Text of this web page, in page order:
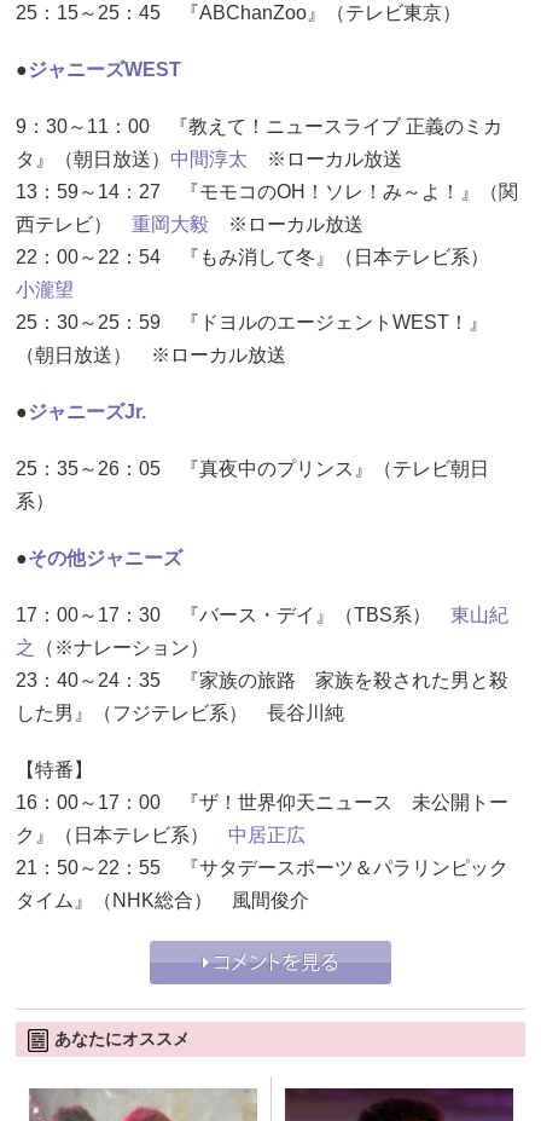
25：15～25：45 『ABChanZoo』（テレビ東京）
●ジャニーズWEST
9：30～11：00 『教えて！ニュースライブ 正義のミカ
タ』（朝日放送） 中間淳太 ※ローカル放送
13：59～14：27 『モモコのOH！ソレ！み～よ！』（関
西テレビ） 重岡大毅 ※ローカル放送
22：00～22：54 『もみ消して冬』（日本テレビ系）
小瀧望
25：30～25：59 『ドヨルのエージェントWEST！』
（朝日放送） ※ローカル放送
●ジャニーズJr.
25：35～26：05 『真夜中のプリンス』（テレビ朝日
系）
●その他ジャニーズ
17：00～17：30 『バース・デイ』（TBS系） 東山紀
之
（※ナレーション）
23：40～24：35 『家族の旅路 家族を殺された男と殺
した男』（フジテレビ系） 長谷川純
【特番】
16：00～17：00 『ザ！世界仰天ニュース 未公開トー
ク』（日本テレビ系） 中居正広
21：50～22：55 『サタデースポーツ＆パラリンピック
タイム』（NHK総合） 風間俊介
あなたにオススメ